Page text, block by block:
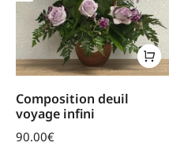
Composition deuil
voyage infini
90.00€